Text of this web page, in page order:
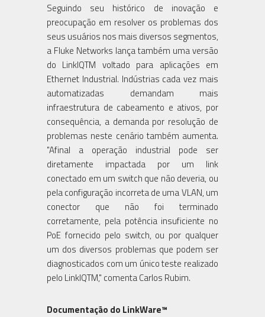
Seguindo seu histórico de inovação e
preocupação em resolver os problemas dos
seus usuários nos mais diversos segmentos,
a Fluke Networks lança também uma versão
do LinkIQTM voltado para aplicações em
Ethernet Industrial. Indústrias cada vez mais
automatizadas demandam mais
infraestrutura de cabeamento e ativos, por
consequência, a demanda por resolução de
problemas neste cenário também aumenta.
"Afinal a operação industrial pode ser
diretamente impactada por um link
conectado em um switch que não deveria, ou
pela configuração incorreta de uma VLAN, um
conector que não foi terminado
corretamente, pela potência insuficiente no
PoE fornecido pelo switch, ou por qualquer
um dos diversos problemas que podem ser
diagnosticados com um único teste realizado
pelo LinkIQTM," comenta Carlos Rubim.
Documentação do LinkWare™